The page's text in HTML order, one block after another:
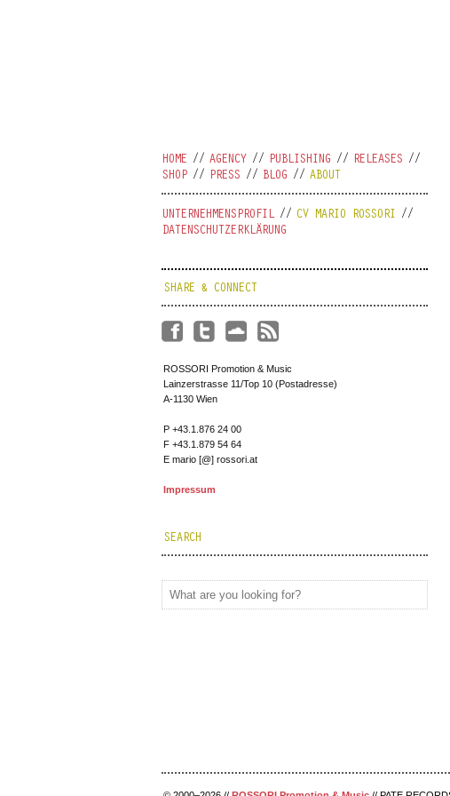
HOME AGENCY PUBLISHING
RELEASES
SHOP
PRESS BLOG ABOUT
UNTERNEHMENSPROFIL
CV MARIO ROSSORI
DATENSCHUTZERKLÄRUNG
SHARE & CONNECT
ROSSORI Promotion & Music
Lainzerstrasse 11/Top 10 (Postadresse)
A-1130 Wien
P +43.1.876 24 00
F +43.1.879 54 64
E mario [@] rossori.at
Impressum
SEARCH